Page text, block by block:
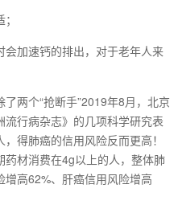
加速钙的排出，对于老年人来
两个“抢断手”2019年8月，北京
行病杂志》的几项科学研究表
得肺癌的信用风险反而更高！
材消费在4g以上的人，整体肺
高62%、肝癌信用风险增高